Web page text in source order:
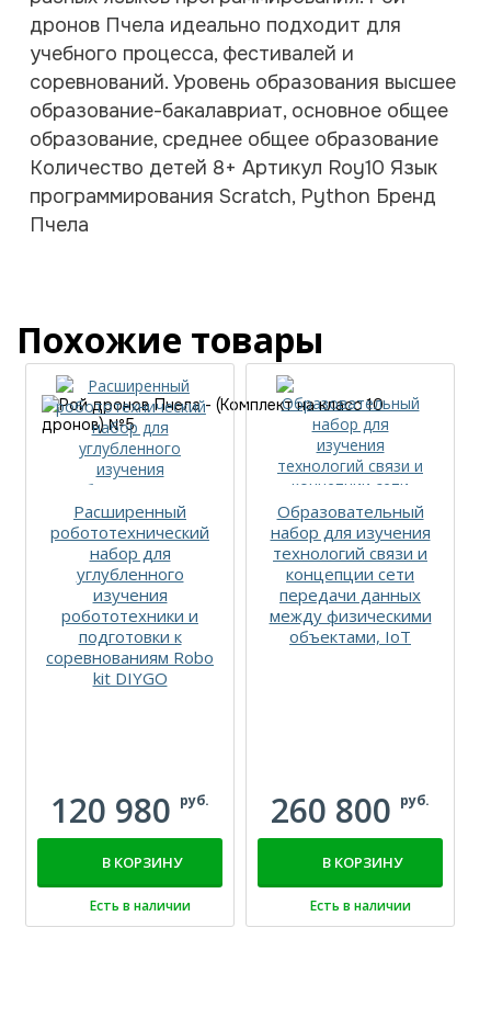
дронов Пчела идеально подходит для
учебного процесса, фестивалей и
соревнований. Уровень образования высшее
образование-бакалавриат, основное общее
образование, среднее общее образование
Количество детей 8+ Артикул Roy10 Язык
программирования Scratch, Python Бренд
Пчела
Похожие товары
Расширенный
робототехнический
набор для
углубленного
изучения
робототехники и
подготовки к
соревнованиям Robo
kit DIYGO
120 980 руб.
В КОРЗИНУ
Есть в наличии
Образовательный
набор для изучения
технологий связи и
концепции сети
передачи данных
между физическими
объектами, IoT
260 800 руб.
В КОРЗИНУ
Есть в наличии